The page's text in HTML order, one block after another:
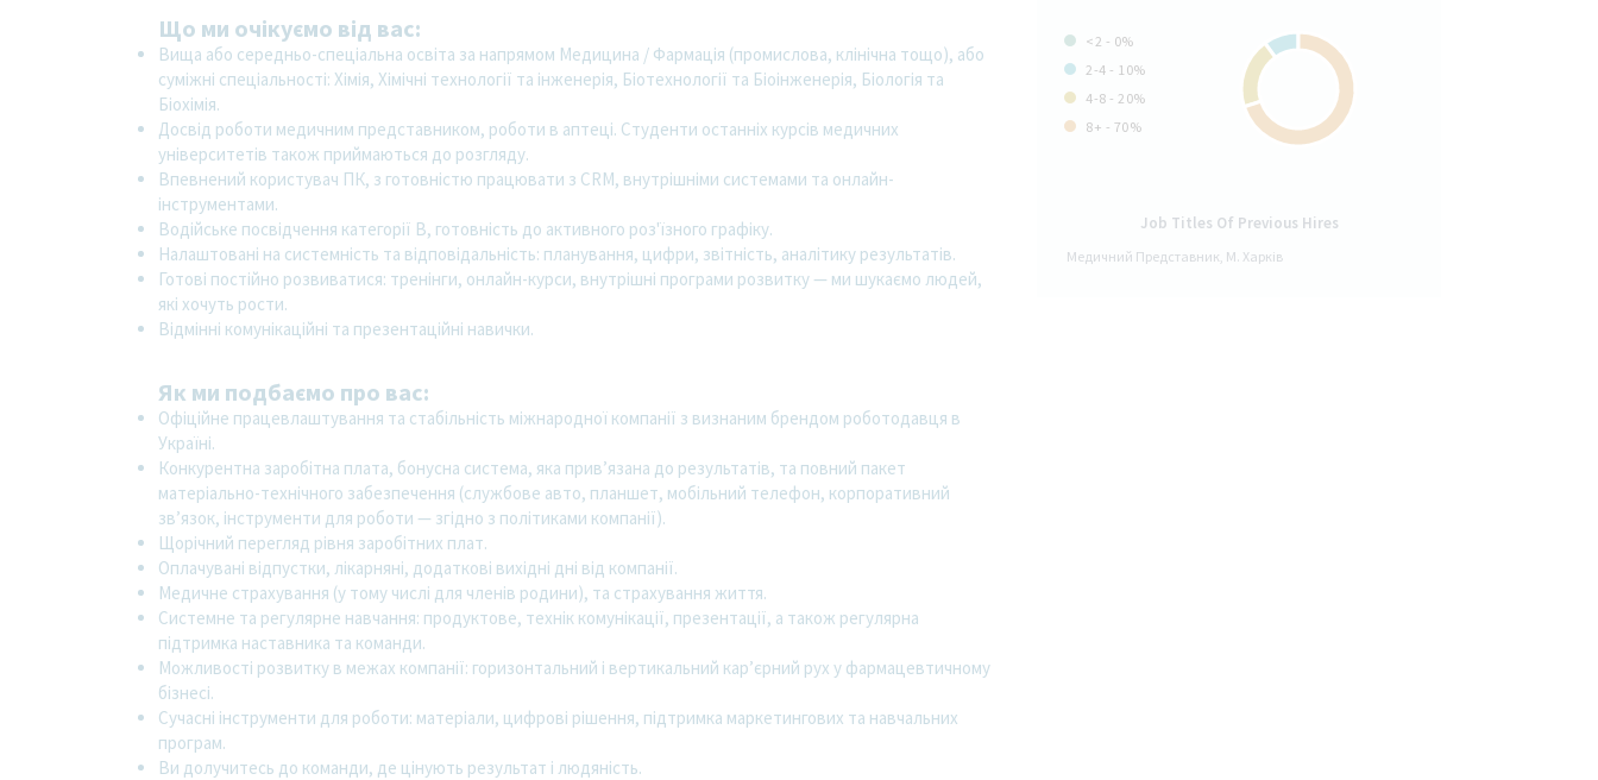
Що ми очікуємо від вас:
Вища або середньо-спеціальна освіта за напрямом Медицина / Фармація (промислова, клінічна тощо), або
суміжні спеціальності: Хімія, Хімічні технології та інженерія, Біотехнології та Біоінженерія, Біологія та
Біохімія.
Досвід роботи медичним представником, роботи в аптеці. Студенти останніх курсів медичних
університетів також приймаються до розгляду.
Впевнений користувач ПК, з готовністю працювати з CRM, внутрішніми системами та онлайн-
інструментами.
Водійське посвідчення категорії В, готовність до активного роз'їзного графіку.
Налаштовані на системність та відповідальність: планування, цифри, звітність, аналітику результатів.
Готові постійно розвиватися: тренінги, онлайн-курси, внутрішні програми розвитку — ми шукаємо людей,
які хочуть рости.
Відмінні комунікаційні та презентаційні навички.
Як ми подбаємо про вас:
Офіційне працевлаштування та стабільність міжнародної компанії з визнаним брендом роботодавця в
Україні.
Конкурентна заробітна плата, бонусна система, яка прив’язана до результатів, та повний пакет
матеріально-технічного забезпечення (службове авто, планшет, мобільний телефон, корпоративний
зв’язок, інструменти для роботи — згідно з політиками компанії).
Щорічний перегляд рівня заробітних плат.
Оплачувані відпустки, лікарняні, додаткові вихідні дні від компанії.
Медичне страхування (у тому числі для членів родини), та страхування життя.
Системне та регулярне навчання: продуктове, технік комунікації, презентації, а також регулярна
підтримка наставника та команди.
Можливості розвитку в межах компанії: горизонтальний і вертикальний кар’єрний рух у фармацевтичному
бізнесі.
Сучасні інструменти для роботи: матеріали, цифрові рішення, підтримка маркетингових та навчальних
програм.
Ви долучитесь до команди, де цінують результат і людяність.
<2 - 0%
2-4 - 10%
4-8 - 20%
8+ - 70%
Job Titles Of Previous Hires
Медичний Представник, М. Харків